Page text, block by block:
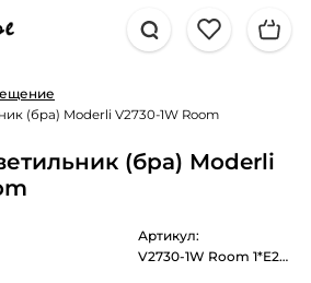
(бра) Moderli V2730-1W Room
(бра) Moderli
Артикул:
V2730-1W Room 1*E27*60W